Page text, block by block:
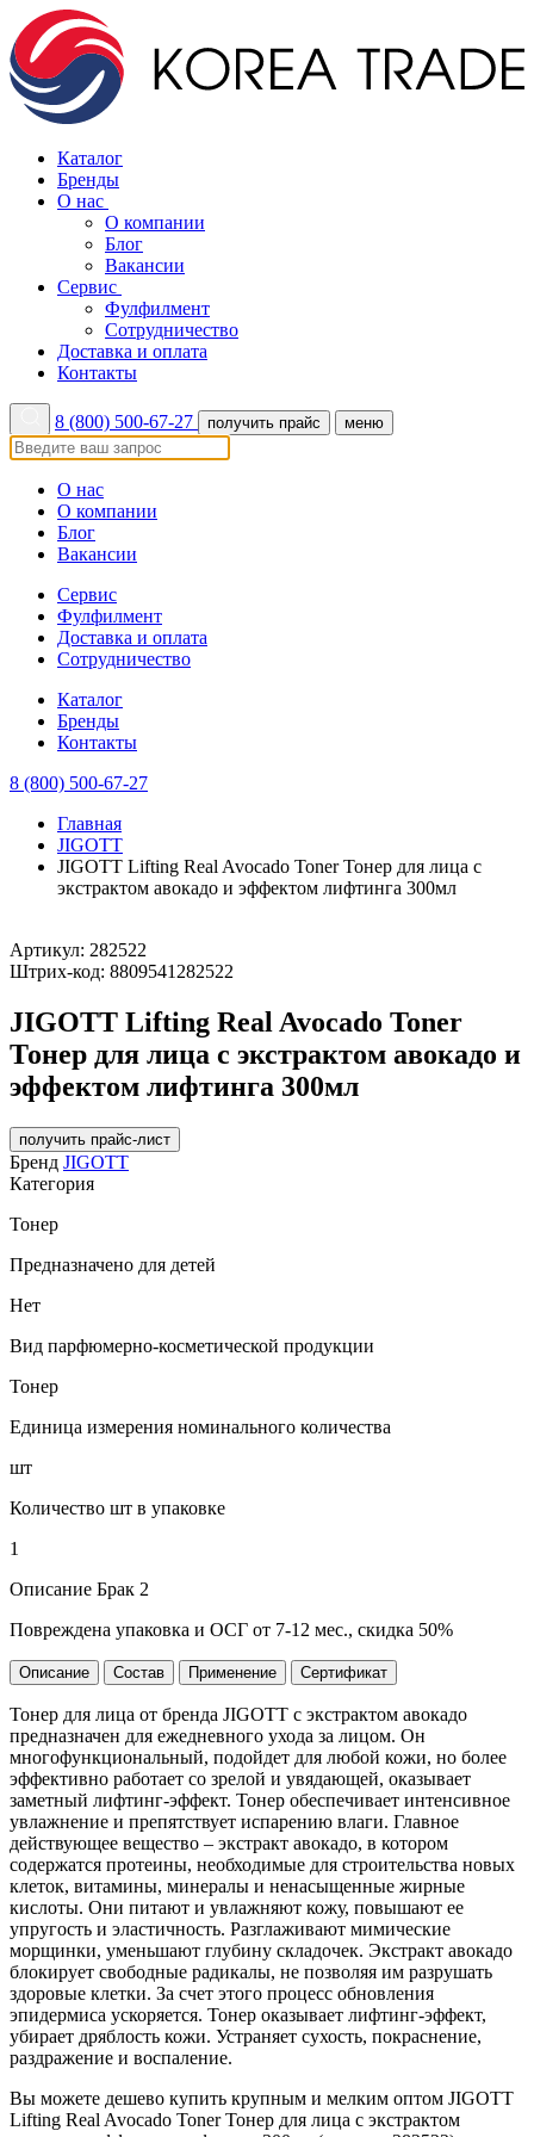
Каталог
Бренды
О нас
О компании
Блог
Вакансии
Сервис
Фулфилмент
Сотрудничество
Доставка и оплата
Контакты
8 (800) 500-67-27 получить прайс меню
О нас
О компании
Блог
Вакансии
Сервис
Фулфилмент
Доставка и оплата
Сотрудничество
Каталог
Бренды
Контакты
8 (800) 500-67-27
Главная
JIGOTT
JIGOTT Lifting Real Avocado Toner Тонер для лица с
экстрактом авокадо и эффектом лифтинга 300мл
Артикул: 282522
Штрих-код: 8809541282522
JIGOTT Lifting Real Avocado Toner
Тонер для лица с экстрактом авокадо и
эффектом лифтинга 300мл
получить прайс-лист
Бренд JIGOTT
Категория
Тонер
Предназначено для детей
Нет
Вид парфюмерно-косметической продукции
Тонер
Единица измерения номинального количества
шт
Количество шт в упаковке
1
Описание Брак 2
Повреждена упаковка и ОСГ от 7-12 мес., скидка 50%
Описание Состав Применение Сертификат
Тонер для лица от бренда JIGOTT с экстрактом авокадо
предназначен для ежедневного ухода за лицом. Он
многофункциональный, подойдет для любой кожи, но более
эффективно работает со зрелой и увядающей, оказывает
заметный лифтинг-эффект. Тонер обеспечивает интенсивное
увлажнение и препятствует испарению влаги. Главное
действующее вещество – экстракт авокадо, в котором
содержатся протеины, необходимые для строительства новых
клеток, витамины, минералы и ненасыщенные жирные
кислоты. Они питают и увлажняют кожу, повышают ее
упругость и эластичность. Разглаживают мимические
морщинки, уменьшают глубину складочек. Экстракт авокадо
блокирует свободные радикалы, не позволяя им разрушать
здоровые клетки. За счет этого процесс обновления
эпидермиса ускоряется. Тонер оказывает лифтинг-эффект,
убирает дряблость кожи. Устраняет сухость, покраснение,
раздражение и воспаление.
Вы можете дешево купить крупным и мелким оптом JIGOTT
Lifting Real Avocado Toner Тонер для лица с экстрактом